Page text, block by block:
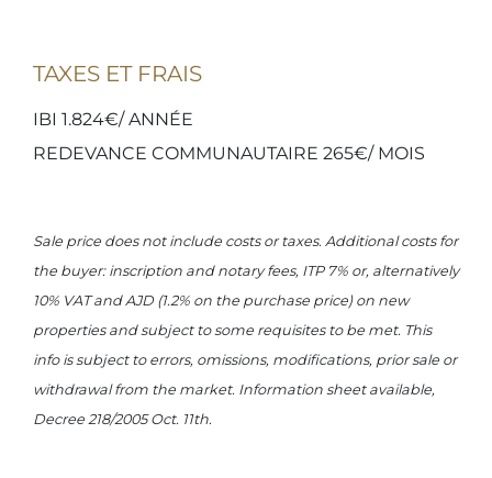
TAXES ET FRAIS
IBI 1.824€/ ANNÉE
REDEVANCE COMMUNAUTAIRE 265€/ MOIS
Sale price does not include costs or taxes. Additional costs for
the buyer: inscription and notary fees, ITP 7% or, alternatively
10% VAT and AJD (1.2% on the purchase price) on new
properties and subject to some requisites to be met. This
info is subject to errors, omissions, modifications, prior sale or
withdrawal from the market. Information sheet available,
Decree 218/2005 Oct. 11th.